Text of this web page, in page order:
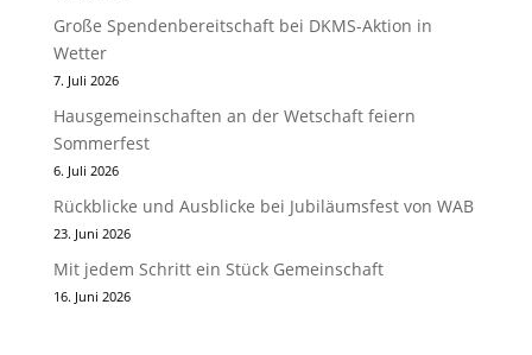
Große Spendenbereitschaft bei DKMS-Aktion in
Wetter
7. Juli 2026
Hausgemeinschaften an der Wetschaft feiern
Sommerfest
6. Juli 2026
Rückblicke und Ausblicke bei Jubiläumsfest von WAB
23. Juni 2026
Mit jedem Schritt ein Stück Gemeinschaft
16. Juni 2026